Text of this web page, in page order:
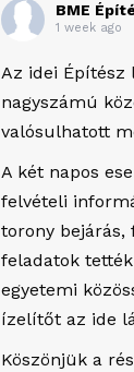
BME
1 week ago
Az idei Építész
nagyszámú
valósulhatott
A két napos
felvételi
torony bejárás,
feladatok
egyetemi
ízelítőt az ide
Köszönjük a